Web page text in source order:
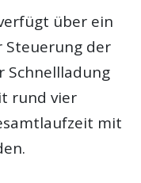
über ein
Steuerung der
Schnellladung
rund vier
mit